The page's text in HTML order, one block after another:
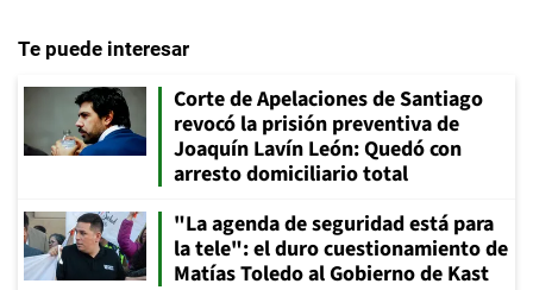
Te puede interesar
Corte de Apelaciones de Santiago
revocó la prisión preventiva de
Joaquín Lavín León: Quedó con
arresto domiciliario total
"La agenda de seguridad está para
la tele": el duro cuestionamiento de
Matías Toledo al Gobierno de Kast